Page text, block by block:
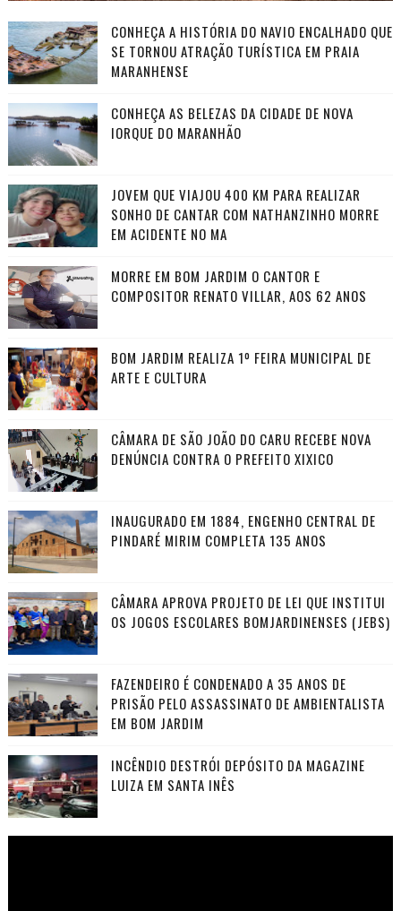
CONHEÇA A HISTÓRIA DO NAVIO ENCALHADO QUE
SE TORNOU ATRAÇÃO TURÍSTICA EM PRAIA
MARANHENSE
CONHEÇA AS BELEZAS DA CIDADE DE NOVA
IORQUE DO MARANHÃO
JOVEM QUE VIAJOU 400 KM PARA REALIZAR
SONHO DE CANTAR COM NATHANZINHO MORRE
EM ACIDENTE NO MA
MORRE EM BOM JARDIM O CANTOR E
COMPOSITOR RENATO VILLAR, AOS 62 ANOS
BOM JARDIM REALIZA 1º FEIRA MUNICIPAL DE
ARTE E CULTURA
CÂMARA DE SÃO JOÃO DO CARU RECEBE NOVA
DENÚNCIA CONTRA O PREFEITO XIXICO
INAUGURADO EM 1884, ENGENHO CENTRAL DE
PINDARÉ MIRIM COMPLETA 135 ANOS
CÂMARA APROVA PROJETO DE LEI QUE INSTITUI
OS JOGOS ESCOLARES BOMJARDINENSES (JEBS)
FAZENDEIRO É CONDENADO A 35 ANOS DE
PRISÃO PELO ASSASSINATO DE AMBIENTALISTA
EM BOM JARDIM
INCÊNDIO DESTRÓI DEPÓSITO DA MAGAZINE
LUIZA EM SANTA INÊS